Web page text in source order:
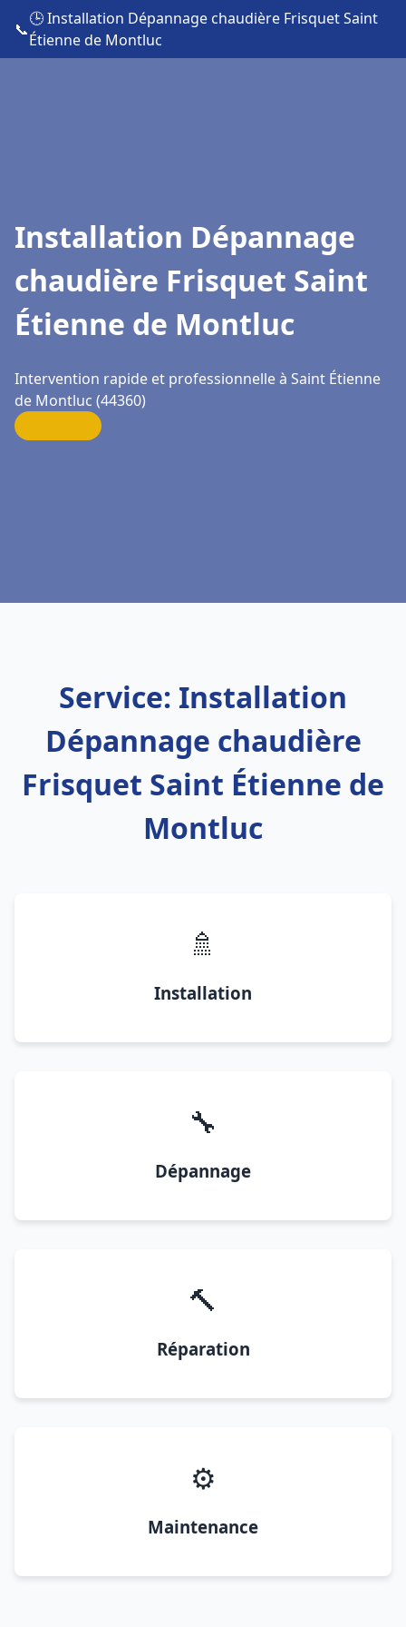
📞
🕒 Installation Dépannage chaudière Frisquet Saint
Étienne de Montluc
Installation Dépannage
chaudière Frisquet Saint
Étienne de Montluc
Intervention rapide et professionnelle à Saint Étienne
de Montluc (44360)
Service: Installation
Dépannage chaudière
Frisquet Saint Étienne de
Montluc
🚿
Installation
🔧
Dépannage
🔨
Réparation
⚙️
Maintenance